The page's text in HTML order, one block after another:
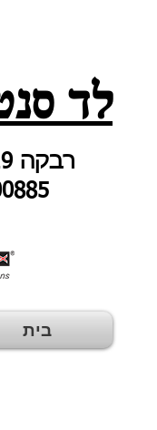
לד
רבקה 19, ירושלים
בית